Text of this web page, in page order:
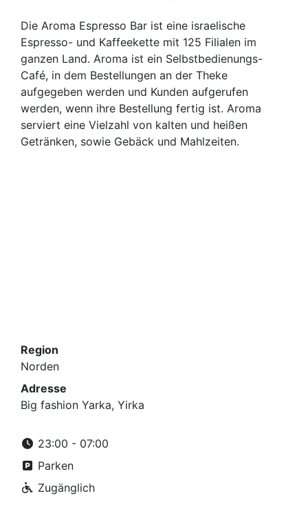
Die Aroma Espresso Bar ist eine israelische
Espresso- und Kaffeekette mit 125 Filialen im
ganzen Land. Aroma ist ein Selbstbedienungs-
Café, in dem Bestellungen an der Theke
aufgegeben werden und Kunden aufgerufen
werden, wenn ihre Bestellung fertig ist. Aroma
serviert eine Vielzahl von kalten und heißen
Getränken, sowie Gebäck und Mahlzeiten.
Region
Norden
Adresse
Big fashion Yarka, Yirka
23:00 - 07:00
Parken
Zugänglich